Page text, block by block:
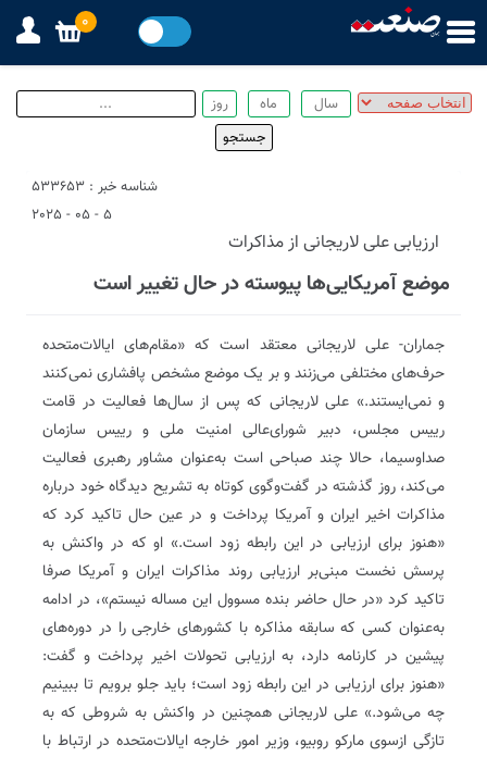
شناسه خبر : 533653
5 - 05 - 2025
ارزیابی علی لاریجانی از مذاکرات
موضع آمریکایی‌ها پیوسته در حال تغییر است
جماران- علی لاریجانی معتقد است که «مقام‌های ایالات‌متحده
حرف‌های مختلفی می‌زنند و بر یک موضع مشخص پافشاری نمی‌کنند
و نمی‌ایستند.» علی لاریجانی که پس از سال‌ها فعالیت در قامت
رییس مجلس، دبیر شورای‌عالی امنیت ملی و رییس سازمان
صداوسیما، حالا چند صباحی است به‌عنوان مشاور رهبری فعالیت
می‌کند، روز گذشته در گفت‌وگوی کوتاه به تشریح دیدگاه خود درباره
مذاکرات اخیر ایران و آمریکا پرداخت و در عین حال تاکید کرد که
«هنوز برای ارزیابی در این رابطه زود است.» او که در واکنش به
پرسش نخست مبنی‌بر ارزیابی روند مذاکرات ایران و آمریکا صرفا
تاکید کرد «در حال حاضر بنده مسوول این مساله نیستم»، در ادامه
به‌عنوان کسی که سابقه مذاکره با کشورهای خارجی را در دوره‌های
پیشین در کارنامه دارد، به ارزیابی تحولات اخیر پرداخت و گفت:
«هنوز برای ارزیابی در این رابطه زود است؛ باید جلو برویم تا ببینیم
چه می‌شود.» علی لاریجانی همچنین در واکنش به شروطی که به
تازگی ازسوی مارکو روبیو، وزیر امور خارجه ایالات‌متحده در ارتباط با
0